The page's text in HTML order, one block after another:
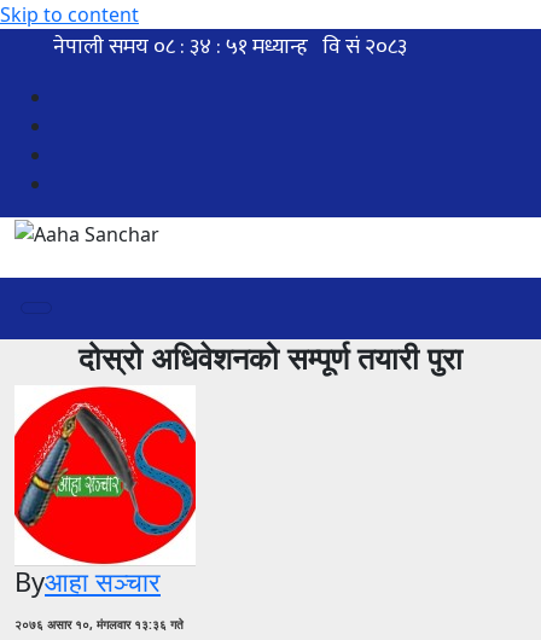
Skip to content
दोस्रो अधिवेशनको सम्पूर्ण तयारी पुरा
Byआहा सञ्चार
२०७६ असार १०, मंगलवार १३:३६ गते